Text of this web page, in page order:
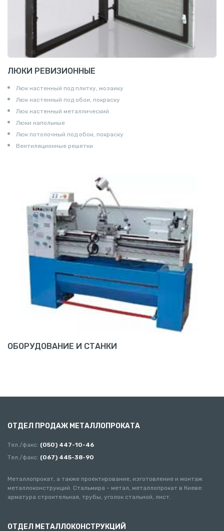
ЛЮКИ РЕВИЗИОННЫЕ
Люк настенный под плитку, мозаику
Люк настенный под обои, покраску
Люк настенный металлический
Люки напольные
Люк потолочный под обои, покраску
Вентиляционные решетки
ОБОРУДОВАНИЕ И СТАНКИ
ОТДЕЛ ПРОДАЖ МЕТАЛЛОПРОКАТА
Тел./факс: (050) 447-10-46
Тел./факс: (067) 445-38-90
Металлопрокат, а также проектирование, изготовление и монтаж
металлоконструкций. Стальмира - метал, металлопрокат в Киеве:
арматура строительная, трубы, уголок стальной, лист.
ОТДЕЛ МЕТАЛЛОКОНСТРУКЦИЙ